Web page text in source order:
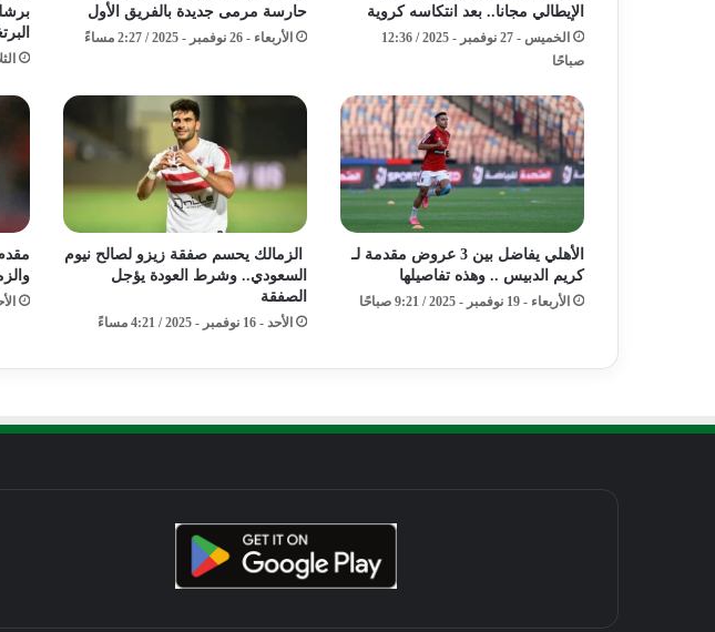
الإيطالي مجانا.. بعد انتكاسه كروية
الخميس - 27 نوفمبر - 2025 / 12:36
صباحًا
حارسة مرمى جديدة بالفريق الأول
الأربعاء - 26 نوفمبر - 2025 / 2:27 مساءً
الثلاثاء -
الأهلي يفاضل بين 3 عروض مقدمة لـ
كريم الدبيس .. وهذه تفاصيلها
الأربعاء - 19 نوفمبر - 2025 / 9:21 صباحًا
الزمالك يحسم صفقة زيزو لصالح نيوم
السعودي.. وشرط العودة يؤجل
الصفقة
الأحد - 16 نوفمبر - 2025 / 4:21 مساءً
الأحد - 16